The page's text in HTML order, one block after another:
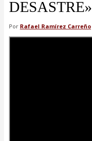
DESASTRE»
Por Rafael Ramírez Carreño